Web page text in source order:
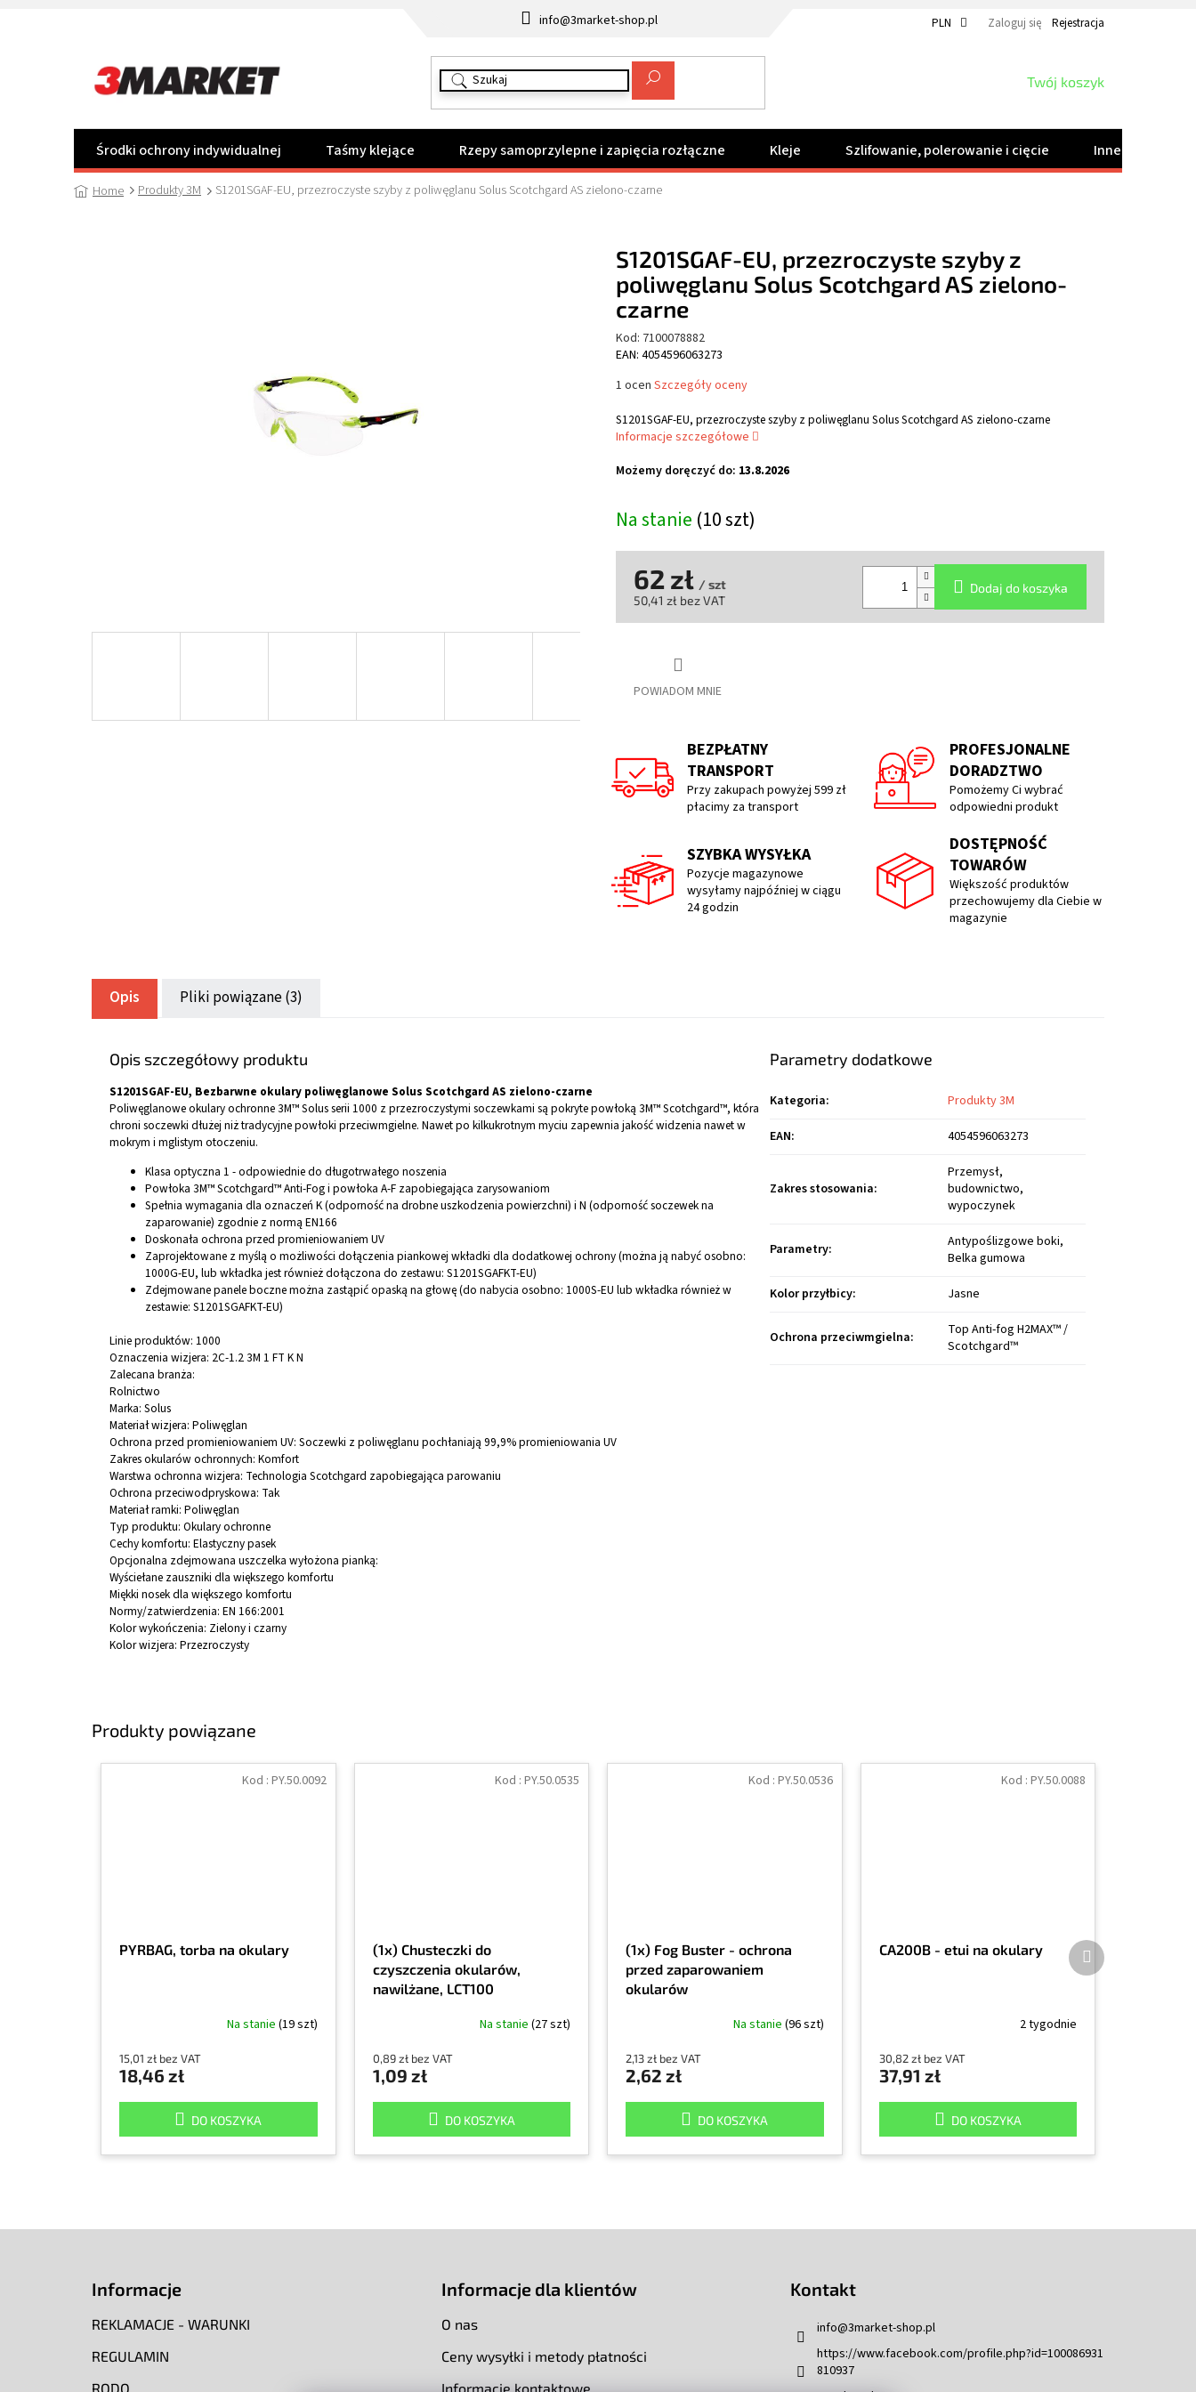
info@3market-shop.pl PLN Zaloguj się Rejestracja
KOSZYK
Twój koszyk
Środki ochrony indywidualnej Taśmy klejące Rzepy samoprzylepne i zapięcia rozłączne Kleje Szlifowanie, polerowanie i cięcie Inne produkty
Home Produkty 3M S1201SGAF-EU, przezroczyste szyby z poliwęglanu Solus Scotchgard AS zielono-czarne
Na stanie (10 szt)
Możemy doręczyć do: 13.8.2026
S1201SGAF-EU, przezroczyste szyby z poliwęglanu Solus Scotchgard AS zielono-czarne
Informacje szczegółowe
POWIADOM MNIE
62 zł / szt
50,41 zł bez VAT
Dodaj do koszyka
S1201SGAF-EU, przezroczyste szyby z
poliwęglanu Solus Scotchgard AS zielono-
czarne
Kod: 7100078882
EAN: 4054596063273
Średnia
produktu
wynosi
na
1 ocen Szczegóły oceny
BEZPŁATNY
TRANSPORT
Przy zakupach powyżej 599 zł
płacimy za transport
PROFESJONALNE
DORADZTWO
Pomożemy Ci wybrać
odpowiedni produkt
SZYBKA WYSYŁKA
Pozycje magazynowe
wysyłamy najpóźniej w ciągu
24 godzin
DOSTĘPNOŚĆ
TOWARÓW
Większość produktów
przechowujemy dla Ciebie w
magazynie
Produkty powiązane
PYRBAG, torba na okulary
Na stanie (19 szt)
15,01 zł bez VAT
18,46 zł
DO KOSZYKA
Kod : PY.50.0092
(1x) Chusteczki do
czyszczenia okularów,
nawilżane, LCT100
Na stanie (27 szt)
0,89 zł bez VAT
1,09 zł
DO KOSZYKA
Kod : PY.50.0535
(1x) Fog Buster - ochrona
przed zaparowaniem
okularów
Na stanie (96 szt)
2,13 zł bez VAT
2,62 zł
DO KOSZYKA
Kod : PY.50.0536
CA200B - etui na okulary
2 tygodnie
30,82 zł bez VAT
37,91 zł
DO KOSZYKA
Kod : PY.50.0088
Produkt
następny
Opis Pliki powiązane (3)
Opis szczegółowy produktu
S1201SGAF-EU, Bezbarwne okulary poliwęglanowe Solus Scotchgard AS zielono-czarne
Poliwęglanowe okulary ochronne 3M™ Solus serii 1000 z przezroczystymi soczewkami są pokryte powłoką 3M™ Scotchgard™, która
chroni soczewki dłużej niż tradycyjne powłoki przeciwmgielne. Nawet po kilkukrotnym myciu zapewnia jakość widzenia nawet w
mokrym i mglistym otoczeniu.
Klasa optyczna 1 - odpowiednie do długotrwałego noszenia
Powłoka 3M™ Scotchgard™ Anti-Fog i powłoka A-F zapobiegająca zarysowaniom
Spełnia wymagania dla oznaczeń K (odporność na drobne uszkodzenia powierzchni) i N (odporność soczewek na
zaparowanie) zgodnie z normą EN166
Doskonała ochrona przed promieniowaniem UV
Zaprojektowane z myślą o możliwości dołączenia piankowej wkładki dla dodatkowej ochrony (można ją nabyć osobno:
1000G-EU, lub wkładka jest również dołączona do zestawu: S1201SGAFKT-EU)
Zdejmowane panele boczne można zastąpić opaską na głowę (do nabycia osobno: 1000S-EU lub wkładka również w
zestawie: S1201SGAFKT-EU)
Linie produktów: 1000
Oznaczenia wizjera: 2C-1.2 3M 1 FT K N
Zalecana branża:
Rolnictwo
Marka: Solus
Materiał wizjera: Poliwęglan
Ochrona przed promieniowaniem UV: Soczewki z poliwęglanu pochłaniają 99,9% promieniowania UV
Zakres okularów ochronnych: Komfort
Warstwa ochronna wizjera: Technologia Scotchgard zapobiegająca parowaniu
Ochrona przeciwodpryskowa: Tak
Materiał ramki: Poliwęglan
Typ produktu: Okulary ochronne
Cechy komfortu: Elastyczny pasek
Opcjonalna zdejmowana uszczelka wyłożona pianką:
Wyściełane zauszniki dla większego komfortu
Miękki nosek dla większego komfortu
Normy/zatwierdzenia: EN 166:2001
Kolor wykończenia: Zielony i czarny
Kolor wizjera: Przezroczysty
Parametry dodatkowe
Kategoria:
Produkty 3M
EAN: 4054596063273
Zakres stosowania:
Przemysł,
budownictwo,
wypoczynek
Parametry:
Antypoślizgowe boki,
Belka gumowa
Kolor przyłbicy: Jasne
Ochrona przeciwmgielna:
Top Anti-fog H2MAX™ /
Scotchgard™
Informacje
REKLAMACJE - WARUNKI
REGULAMIN
RODO
Informacje dla klientów
O nas
Ceny wysyłki i metody płatności
Informacje kontaktowe
Kontakt
info@3market-shop.pl
https://www.facebook.com/profile.php?id=100086931
810937